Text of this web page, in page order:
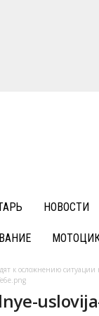
НОВОСТИ
к осложнению ситуации